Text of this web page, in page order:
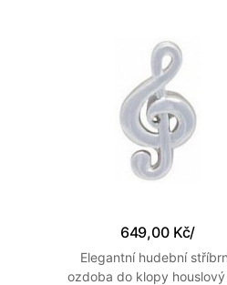
649,00 Kč/
Elegantní hudební
ozdoba do klopy